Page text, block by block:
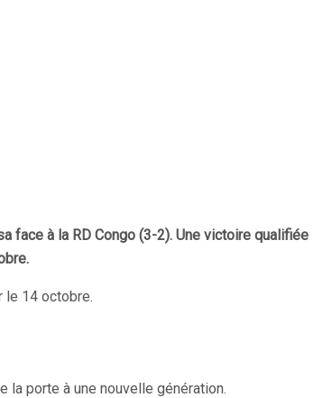
face à la RD Congo (3-2). Une victoire qualifiée
le 14 octobre.
la porte à une nouvelle génération.